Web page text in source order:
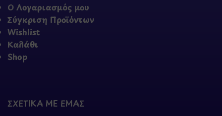
Ο Λογαριασμός μου
Σύγκριση Προϊόντων
Wishlist
Καλάθι
Shop
ΣΧΕΤΙΚΑ ΜΕ ΕΜΑΣ